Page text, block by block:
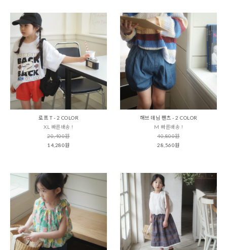
로프 T - 2 COLOR
XL 빠른배송 !
20,400원
14,280원
해브 데님 팬츠 - 2 COLOR
M 빠른배송 !
40,800원
28,560원